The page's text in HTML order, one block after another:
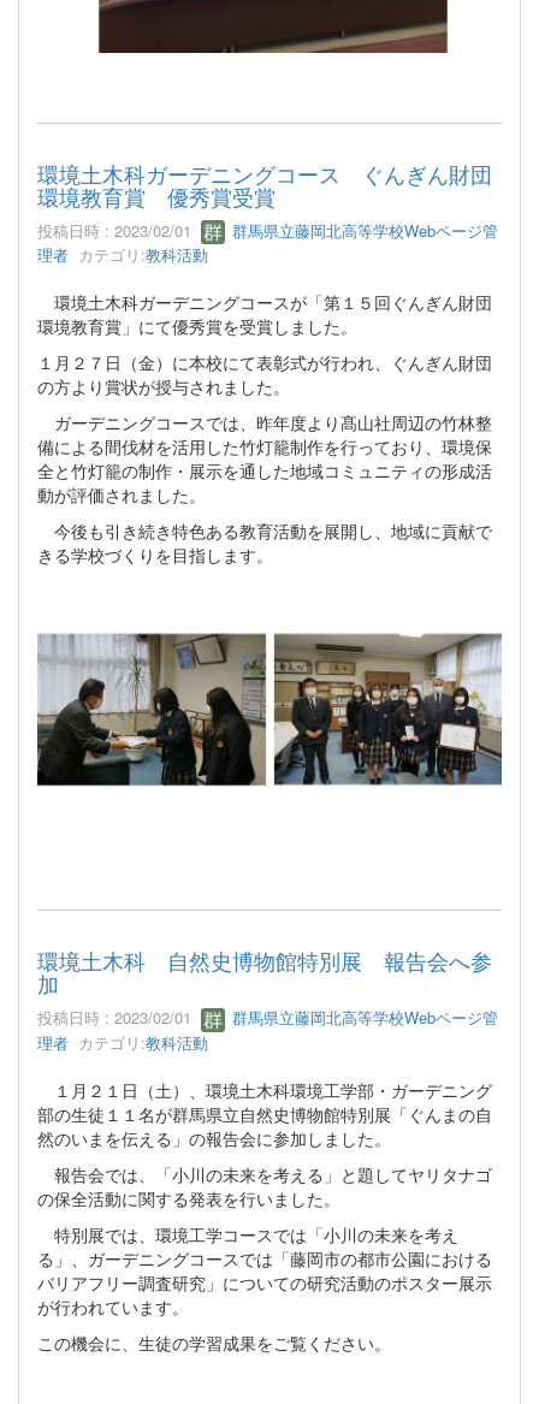
環境土木科ガーデニングコース ぐんぎん財団
環境教育賞 優秀賞受賞
投稿日時 : 2023/02/01
群馬県立藤岡北高等学校Webページ管
理者 カテゴリ:教科活動
環境土木科ガーデニングコースが「第１５回ぐんぎん財団
環境教育賞」にて優秀賞を受賞しました。
１月２７日（金）に本校にて表彰式が行われ、ぐんぎん財団
の方より賞状が授与されました。
ガーデニングコースでは、昨年度より髙山社周辺の竹林整
備による間伐材を活用した竹灯籠制作を行っており、環境保
全と竹灯籠の制作・展示を通した地域コミュニティの形成活
動が評価されました。
今後も引き続き特色ある教育活動を展開し、地域に貢献で
きる学校づくりを目指します。
環境土木科 自然史博物館特別展 報告会へ参
加
投稿日時 : 2023/02/01
群馬県立藤岡北高等学校Webページ管
理者 カテゴリ:教科活動
１月２１日（土）、環境土木科環境工学部・ガーデニング
部の生徒１１名が群馬県立自然史博物館特別展「ぐんまの自
然のいまを伝える」の報告会に参加しました。
報告会では、「小川の未来を考える」と題してヤリタナゴ
の保全活動に関する発表を行いました。
特別展では、環境工学コースでは「小川の未来を考え
る」、ガーデニングコースでは「藤岡市の都市公園における
バリアフリー調査研究」についての研究活動のポスター展示
が行われています。
この機会に、生徒の学習成果をご覧ください。